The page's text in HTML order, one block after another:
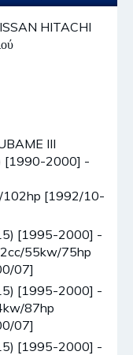
HITACHI
III
[1990-2000] -
[1992/10-
[1995-2000] -
55kw/75hp
07]
[1995-2000] -
87hp
07]
[1995-2000] -